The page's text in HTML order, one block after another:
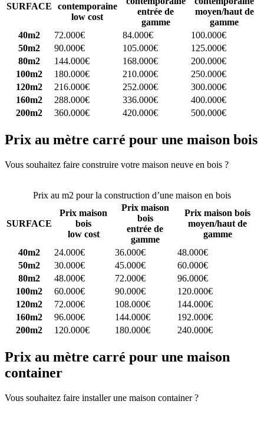
SURFACE
contemporaine
low cost
entrée de
gamme
moyen/haut de
gamme
40m2
72.000€ 84.000€
100.000€
50m2
90.000€ 105.000€
125.000€
80m2
144.000€ 168.000€
200.000€
100m2
180.000€ 210.000€
250.000€
120m2
216.000€ 252.000€
300.000€
160m2
288.000€ 336.000€
400.000€
200m2
360.000€ 420.000€ 500.000€
Prix au mètre carré pour une maison bois
Vous souhaitez faire construire votre maison neuve en bois ?
Prix au m2 pour la construction d’une maison en bois
SURFACE
Prix maison
bois
low cost
Prix maison
bois
entrée de
gamme
Prix maison bois
moyen/haut de
gamme
40m2
24.000€ 36.000€
48.000€
50m2
30.000€ 45.000€
60.000€
80m2
48.000€ 72.000€
96.000€
100m2
60.000€ 90.000€
120.000€
120m2
72.000€ 108.000€
144.000€
160m2
96.000€ 144.000€
192.000€
200m2
120.000€ 180.000€ 240.000€
Prix au mètre carré pour une maison
container
Vous souhaitez faire installer une maison container ?